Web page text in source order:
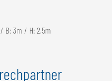
B: 3m / H: 2,5m